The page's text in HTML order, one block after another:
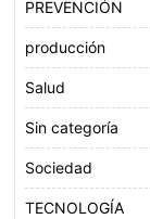
PREVENCIÓN
producción
Salud
Sin categoría
Sociedad
TECNOLOGÍA